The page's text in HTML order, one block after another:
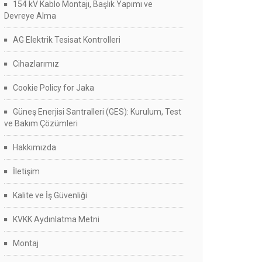
154 kV Kablo Montajı, Başlık Yapımı ve
Devreye Alma
AG Elektrik Tesisat Kontrolleri
Cihazlarımız
Cookie Policy for Jaka
Güneş Enerjisi Santralleri (GES): Kurulum, Test
ve Bakım Çözümleri
Hakkımızda
İletişim
Kalite ve İş Güvenliği
KVKK Aydınlatma Metni
Montaj